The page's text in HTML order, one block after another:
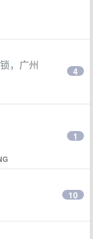
，广州
4
1
10